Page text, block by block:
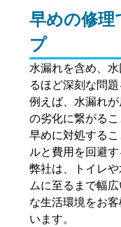
早めの修理
プ
水漏れを含め、
るほど深刻な問
例えば、水漏れ
の劣化に繋がるこ
早めに対処する
ルと費用を回避す
弊社は、トイレ
ムに至るまで幅
な生活環境をお
います。